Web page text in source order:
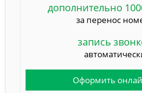
дополнительно
за перенос
запись
Оформить